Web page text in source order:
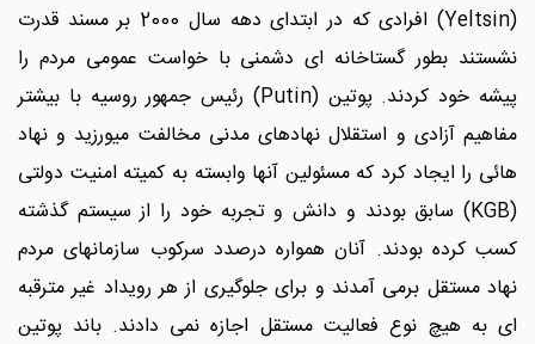
(Yeltsin) افرادی که در ابتدای دهه سال 2000 بر مسند قدرت
نشستند بطور گستاخانه ای دشمنی با خواست عمومی مردم را
پیشه خود کردند. پوتین (Putin) رئیس جمهور روسیه با بیشتر
مفاهیم آزادی و استقلال نهادهای مدنی مخالفت میورزید و نهاد
هائی را ایجاد کرد که مسئولین آنها وابسته به کمیته امنیت دولتی
(KGB) سابق بودند و دانش و تجربه خود را از سیستم گذشته
کسب کرده بودند. آنان همواره درصدد سرکوب سازمانهای مردم
نهاد مستقل برمی آمدند و برای جلوگیری از هر رویداد غیر مترقبه
ای به هیچ نوع فعالیت مستقل اجازه نمی دادند. باند پوتین